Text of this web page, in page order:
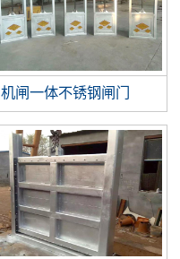
机闸一体不锈钢闸门